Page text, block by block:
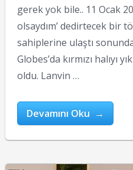
gerek yok bile.. 11 Ocak
olsaydım’ dedirtecek bir
sahiplerine ulaştı
Globes’da kırmızı halıyı
oldu. Lanvin …
Devamını Oku →